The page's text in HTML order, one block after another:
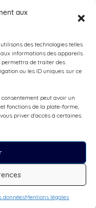
aux
des technologies telles
informations des appareils.
permettra de traiter des
ou les ID uniques sur ce
peut avoir un
fonctions de la plate-forme,
priver d'accès à certaines
donnéesMentions légales
de réservation
payment
2026